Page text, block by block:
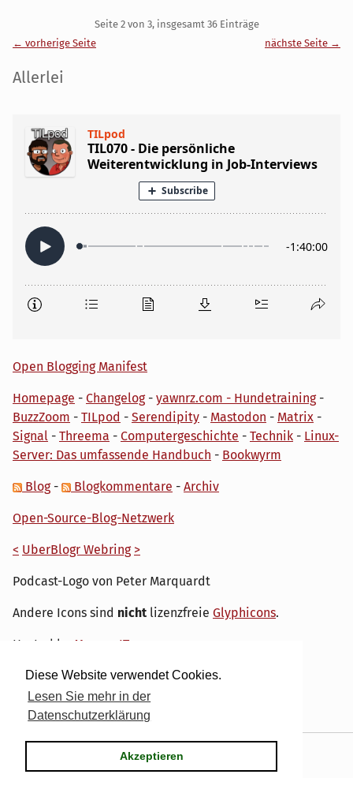
Diese Website verwendet Cookies.
Lesen Sie mehr in der
Datenschutzerklärung
Akzeptieren
Seite 2 von 3, insgesamt 36 Einträge
← vorherige Seite
nächste Seite →
Seitenleiste
Allerlei
Open Blogging Manifest
Homepage - Changelog- yawnrz.com - Hundetraining-
BuzzZoom - TILpod - Serendipity - Mastodon - Matrix -
Signal - Threema - Computergeschichte - Technik - Linux-
Server: Das umfassende Handbuch - Bookwyrm
Blog- Blogkommentare - Archiv
Open-Source-Blog-Netzwerk
< UberBlogr Webring >
Podcast-Logo von Peter Marquardt
Andere Icons sind nicht lizenzfreie Glyphicons.
Hosted by My own IT.
Serendipity& the dirk